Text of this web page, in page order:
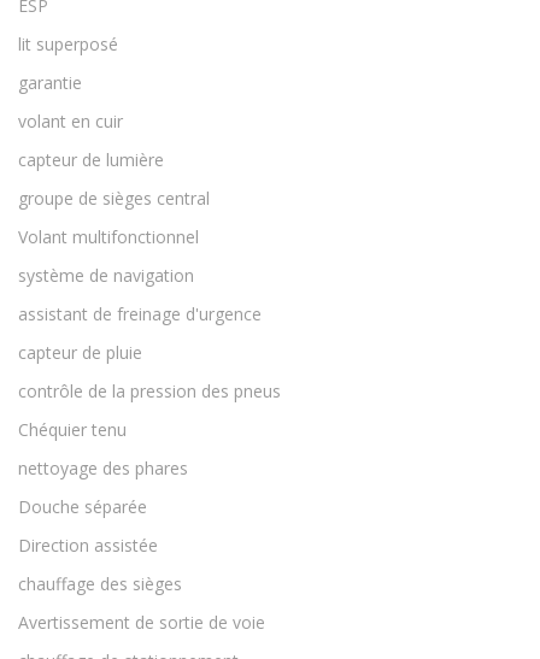
ESP
lit superposé
garantie
volant en cuir
capteur de lumière
groupe de sièges central
Volant multifonctionnel
système de navigation
assistant de freinage d'urgence
capteur de pluie
contrôle de la pression des pneus
Chéquier tenu
nettoyage des phares
Douche séparée
Direction assistée
chauffage des sièges
Avertissement de sortie de voie